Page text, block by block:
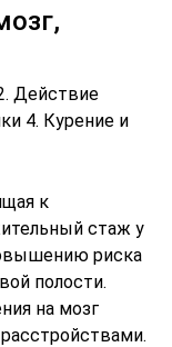
Действие
4. Курение и
к
стаж у
риска
полости.
на мозг